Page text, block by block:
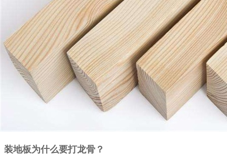
装地板为什么要打龙骨？